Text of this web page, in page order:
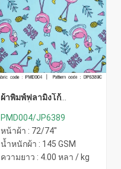
ผ้าพิมพ์ฟลามิงโก้
PMD004/JP6389
หน้าผ้า : 72/74"
น้ำหนักผ้า : 145 GSM
ความยาว : 4.00 หลา / kg